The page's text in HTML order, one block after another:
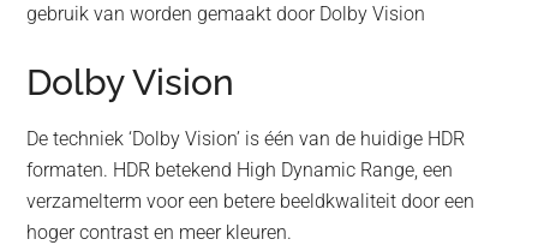
gebruik van worden gemaakt door Dolby Vision
Dolby Vision
De techniek ‘Dolby Vision’ is één van de huidige HDR
formaten. HDR betekend High Dynamic Range, een
verzamelterm voor een betere beeldkwaliteit door een
hoger contrast en meer kleuren.